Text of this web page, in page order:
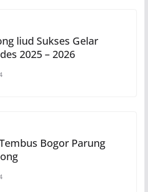
liud Sukses Gelar
2025 – 2026
Bogor Parung